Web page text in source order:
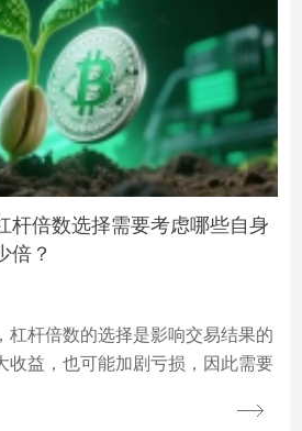
杆倍数选择需要考虑哪些自身
倍？
杠杆倍数的选择是影响交易结果的
收益，也可能加剧亏损，因此需要
量。以下从多个自身因素出发，
倍数，并为新手提供具体建议。